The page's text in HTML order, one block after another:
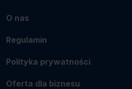
O nas
Regulamin
Polityka prywatności
Oferta dla biznesu